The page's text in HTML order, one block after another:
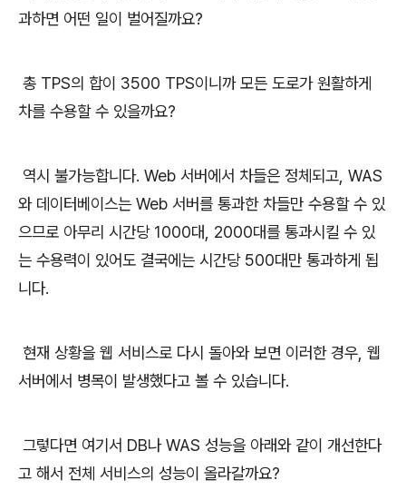
과하면 어떤 일이 벌어질까요?
총 TPS의 합이 3500 TPS이니까 모든 도로가 원활하게
차를 수용할 수 있을까요?
역시 불가능합니다. Web 서버에서 차들은 정체되고, WAS
와 데이터베이스는 Web 서버를 통과한 차들만 수용할 수 있
으므로 아무리 시간당 1000대, 2000대를 통과시킬 수 있
는 수용력이 있어도 결국에는 시간당 500대만 통과하게 됩
니다.
현재 상황을 웹 서비스로 다시 돌아와 보면 이러한 경우, 웹
서버에서 병목이 발생했다고 볼 수 있습니다.
그렇다면 여기서 DB나 WAS 성능을 아래와 같이 개선한다
고 해서 전체 서비스의 성능이 올라갈까요?